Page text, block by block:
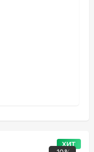
ХИТ